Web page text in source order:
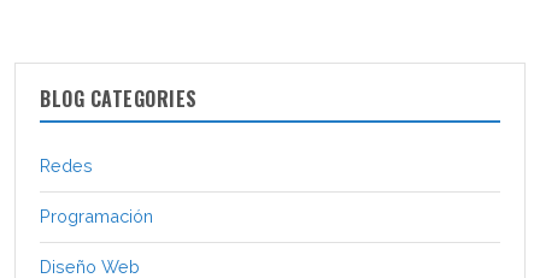
BLOG CATEGORIES
Redes
Programación
Diseño Web